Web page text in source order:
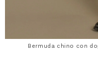
Bermuda chino con